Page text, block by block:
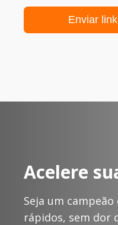
Enviar
Acelere
Seja um
rápidos, sem dor